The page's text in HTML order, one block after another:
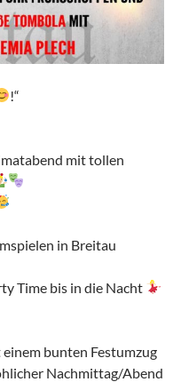
!“
mit tollen
in Breitau
Time bis in die Nacht
bunten Festumzug
Nachmittag/Abend